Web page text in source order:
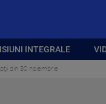
INTEGRALE
din 30 noiembrie